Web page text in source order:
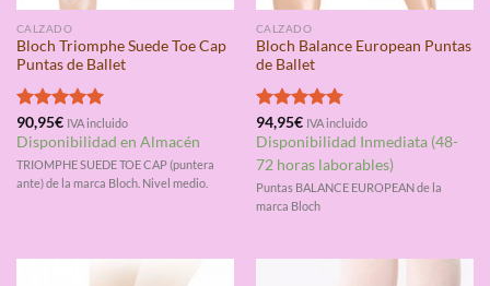
CALZADO
Bloch Triomphe Suede Toe Cap
Puntas de Ballet
Valorado
con5.00
de 5
90,95€ IVA incluido
Disponibilidad en Almacén
TRIOMPHE SUEDE TOE CAP (puntera
ante) de la marca Bloch. Nivel medio.
CALZADO
Bloch Balance European Puntas
de Ballet
Valorado
con4.75
de 5
94,95€ IVA incluido
Disponibilidad Inmediata (48-
72 horas laborables)
Puntas BALANCE EUROPEAN de la
marca Bloch